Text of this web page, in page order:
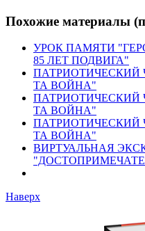
Похожие материалы
УРОК ПАМЯТИ
85 ЛЕТ ПОДВИГА"
ПАТРИОТИЧЕСКИЙ
ТА ВОЙНА"
ПАТРИОТИЧЕСКИЙ
ТА ВОЙНА"
ПАТРИОТИЧЕСКИЙ
ТА ВОЙНА"
ВИРТУАЛЬНАЯ
Наверх